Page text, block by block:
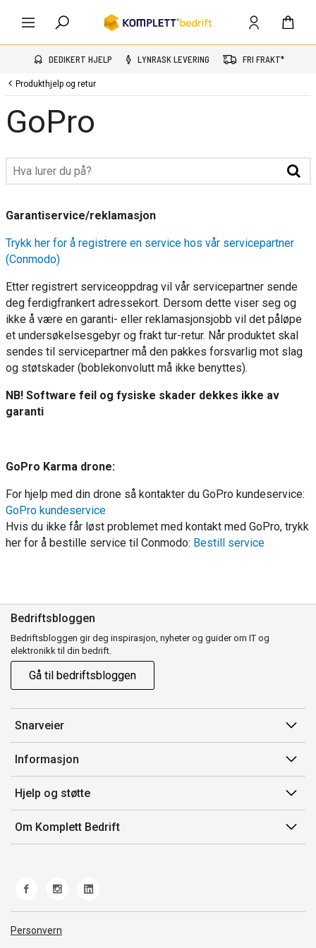
DEDIKERT HJELP LYNRASK LEVERING FRI FRAKT*
Produkthjelp og retur
GoPro
Garantiservice/reklamasjon
Trykk her for å registrere en service hos vår servicepartner
(Conmodo)
Etter registrert serviceoppdrag vil vår servicepartner sende
deg ferdigfrankert adressekort. Dersom dette viser seg og
ikke å være en garanti- eller reklamasjonsjobb vil det påløpe
et undersøkelsesgebyr og frakt tur-retur. Når produktet skal
sendes til servicepartner må den pakkes forsvarlig mot slag
og støtskader (boblekonvolutt må ikke benyttes).
NB! Software feil og fysiske skader dekkes ikke av
garanti
GoPro Karma drone:
For hjelp med din drone så kontakter du GoPro kundeservice:
GoPro kundeservice
Hvis du ikke får løst problemet med kontakt med GoPro, trykk
her for å bestille service til Conmodo: Bestill service
Bedriftsbloggen
Bedriftsbloggen gir deg inspirasjon, nyheter og guider om IT og
elektronikk til din bedrift.
Gå til bedriftsbloggen
Snarveier
Min side
Ordreoversikt
Mine produkter
Informasjon
Salgsbetingelser
Avtalevilkår for Komplett Bedrift Pluss
Produsenter
Hjelp og støtte
Kontakt oss
Retur
Ofte stilte spørsmål
Om Komplett Bedrift
Personvern